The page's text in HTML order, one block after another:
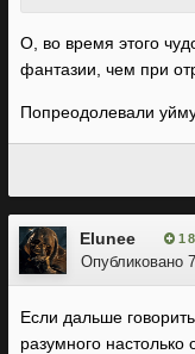
О, во время этого
фантазии, чем при
Попреодолевали
Elunee 1
Опубликовано
Если дальше
разумного настолько